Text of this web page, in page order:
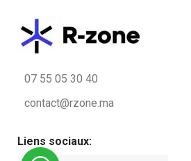
07 55 05 30 40
contact@rzone.ma
Liens sociaux: